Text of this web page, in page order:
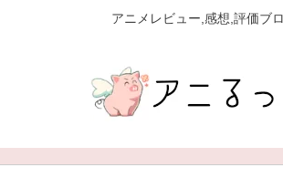
アニメレビュー,感想,評価ブ